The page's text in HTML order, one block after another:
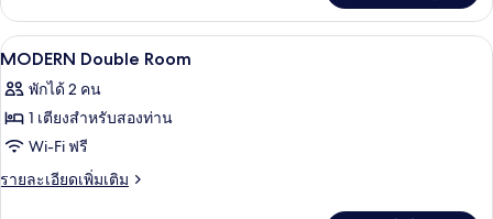
เกี่ยว
กับ
Standard
Room
เปิด
ภาพถ่าย
ทั้งหมด
ของ
MODERN
ตู้นิรภัยในห้องพัก, โต๊ะทำงาน, ผ้าม่าน
1
MODERN Double Room
พักได้ 2 คน
1 เตียงสำหรับสองท่าน
Wi-Fi ฟรี
รายละเอียดเพิ่มเติม
ราย